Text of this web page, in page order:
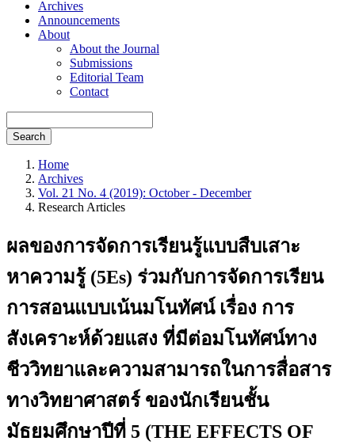
Archives
Announcements
About
About the Journal
Submissions
Editorial Team
Contact
Search
Home
Archives
Vol. 21 No. 4 (2019): October - December
Research Articles
ผลของการจัดการเรียนรู้แบบสืบเสาะ
หาความรู้ (5Es) ร่วมกับการจัดการเรียน
การสอนแบบเน้นมโนทัศน์ เรื่อง การ
สังเคราะห์ด้วยแสง ที่มีต่อมโนทัศน์ทาง
ชีววิทยาและความสามารถในการสื่อสาร
ทางวิทยาศาสตร์ ของนักเรียนชั้น
มัธยมศึกษาปีที่ 5 (THE EFFECTS OF